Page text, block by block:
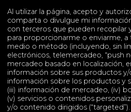
Al utilizar la página, acepto y
comparta o divulgue mi
con terceros que pueden recopilar
para proporcionarme o enviarme, a
medio o método (incluyendo, sin
electrónicos, telemercadeo, “push
mercadeo basado en localización,
información sobre sus productos y/
información sobre los productos y
(iii) información de mercadeo, (iv)
(v) servicios o contenidos
y/o contenido dirigidos (“targeted”).